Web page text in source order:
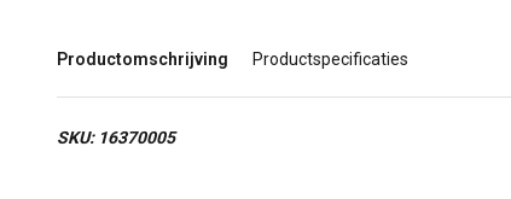
Productomschrijving Productspecificaties
SKU: 16370005